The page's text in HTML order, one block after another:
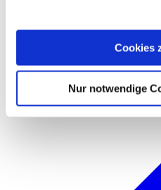
Datenschutzerklärungund
Cookies
Nur notwendige